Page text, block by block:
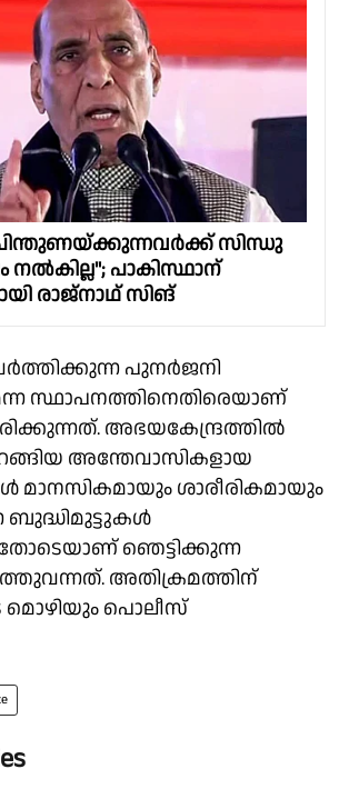
സിന്ധു
നൽകില്ല"; പാകിസ്ഥാന്
രാജ്‌നാഥ് സിങ്
പുനർജനി
സ്ഥാപനത്തിനെതിരെയാണ്
അഭയകേന്ദ്രത്തിൽ
അന്തേവാസികളായ
മാനസികമായും ശാരീരികമായും
ഞെട്ടിക്കുന്ന
അതിക്രമത്തിന്
പൊലീസ്